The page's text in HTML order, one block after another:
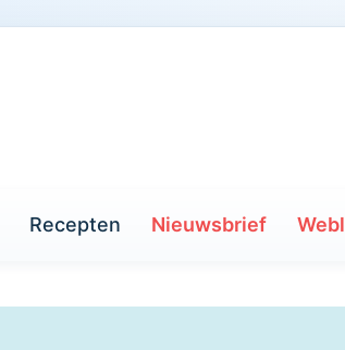
Recepten Nieuwsbrief